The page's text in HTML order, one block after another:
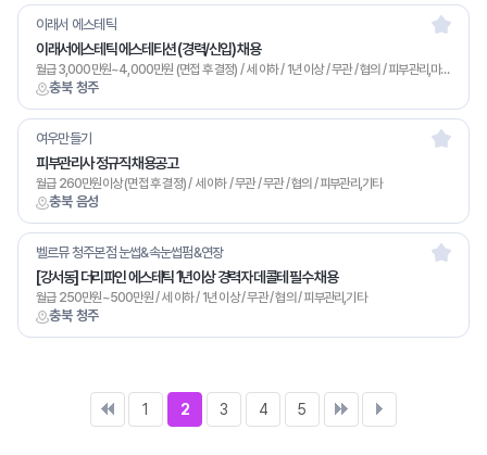
충북 청주
이래서 에스테틱
이래서에스테틱 에스테티션 (경력/신입) 채용
월급 3,000만원~4,000만원 (면접 후 결정) / 세 이하 / 1년 이상 / 무관 / 협의 / 피부관리,마사지,기타
충북 음성
여우만들기
피부관리사 정규직 채용공고
월급 260만원이상 (면접 후 결정) / 세 이하 / 무관 / 무관 / 협의 / 피부관리,기타
충북 청주
벨르뮤 청주본점 눈썹&속눈썹펌&연장
[강서동] 더리파인 에스테틱 1년이상 경력자 데콜테 필수 채용
월급 250만원~500만원 / 세 이하 / 1년 이상 / 무관 / 협의 / 피부관리,기타
1 2 3 4 5